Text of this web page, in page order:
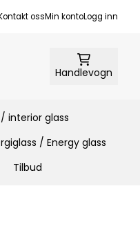
ossMin kontoLogg inn
Handlevogn
interior glass
/ Energy glass
Tilbud